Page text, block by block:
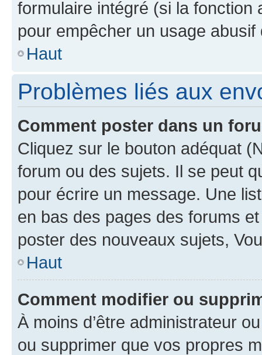
formulaire intégré (si la fonction
pour empêcher un usage
Haut
Problèmes liés aux
Comment poster dans un
Cliquez sur le bouton adéquat
forum ou des sujets. Il se peut
pour écrire un message. Une
en bas des pages des forums
poster des nouveaux sujets,
Haut
Comment modifier ou
À moins d’être administrateur
ou supprimer que vos propres